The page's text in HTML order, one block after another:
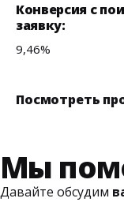
Конверсия с
заявку:
9,46%
Посмотреть
Мы
Давайте обсудим